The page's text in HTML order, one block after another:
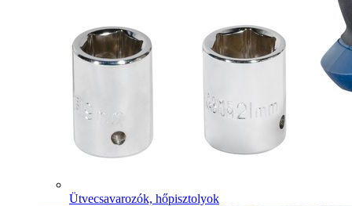
Ütvecsavarozók, hőpisztolyok